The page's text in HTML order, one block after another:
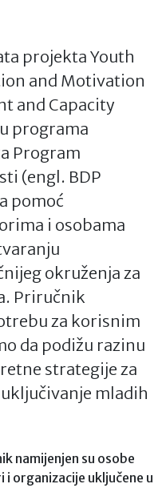
projekta Youth
and Motivation
and Capacity
programa
Program
(engl. BDP
pomoć
i osobama
okruženja za
Priručnik
za korisnim
da podižu razinu
strategije za
mladih
namijenjen su osobe
organizacije uključene u